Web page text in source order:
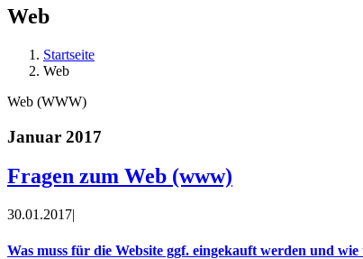
Web
Startseite
Web
Web (WWW)
Januar 2017
Fragen zum Web (www)
30.01.2017|
Was muss für die Website ggf. eingekauft werden und wie